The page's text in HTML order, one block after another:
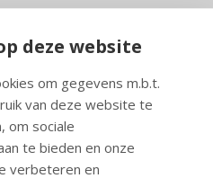
deze website
om gegevens m.b.t.
van deze website te
om sociale
te bieden en onze
verbeteren en